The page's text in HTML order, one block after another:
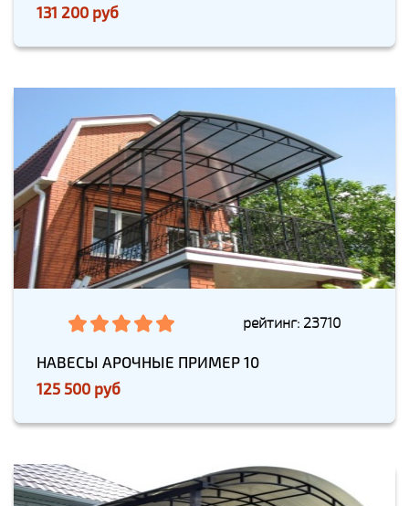
131 200 руб
рейтинг: 23710
НАВЕСЫ АРОЧНЫЕ ПРИМЕР 10
125 500 руб